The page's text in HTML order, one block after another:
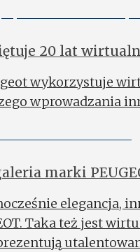
20 lat
wykorzystuje
wprowadzania
marki
elegancja,
Taka też jest